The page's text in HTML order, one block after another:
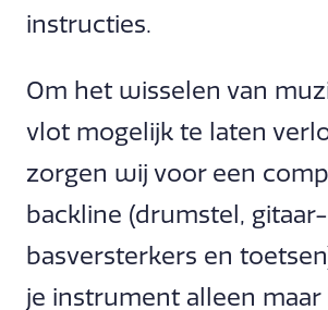
instructies.
Om het wisselen van
vlot mogelijk te laten
zorgen wij voor een
backline (drumstel,
basversterkers en
je instrument alleen